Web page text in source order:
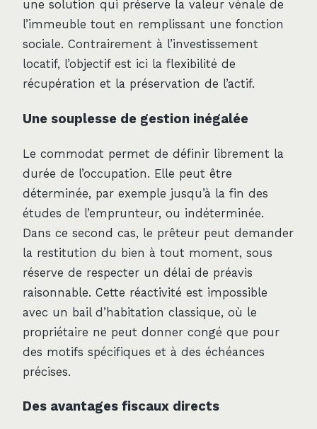
une solution qui préserve la valeur vénale de
l’immeuble tout en remplissant une fonction
sociale. Contrairement à l’investissement
locatif, l’objectif est ici la flexibilité de
récupération et la préservation de l’actif.
Une souplesse de gestion inégalée
Le commodat permet de définir librement la
durée de l’occupation. Elle peut être
déterminée, par exemple jusqu’à la fin des
études de l’emprunteur, ou indéterminée.
Dans ce second cas, le prêteur peut demander
la restitution du bien à tout moment, sous
réserve de respecter un délai de préavis
raisonnable. Cette réactivité est impossible
avec un bail d’habitation classique, où le
propriétaire ne peut donner congé que pour
des motifs spécifiques et à des échéances
précises.
Des avantages fiscaux directs